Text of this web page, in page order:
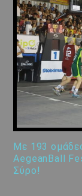
Με 193
AegeanBall
Σύρο!